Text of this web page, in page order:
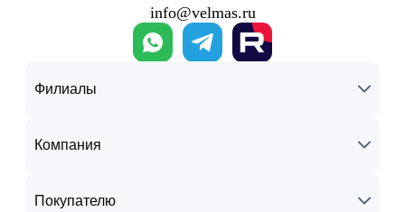
info@velmas.ru
Филиалы
Компания
Покупателю